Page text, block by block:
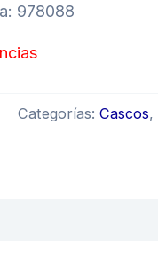
978088
Categorías: Cascos,